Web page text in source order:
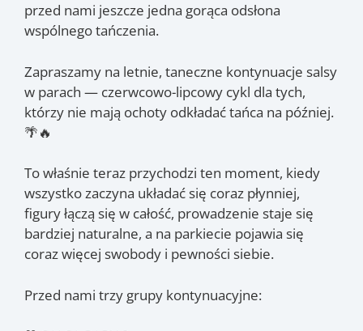
przed nami jeszcze jedna gorąca odsłona
wspólnego tańczenia.
Zapraszamy na letnie, taneczne kontynuacje salsy
w parach — czerwcowo-lipcowy cykl dla tych,
którzy nie mają ochoty odkładać tańca na później.
🌴🔥
To właśnie teraz przychodzi ten moment, kiedy
wszystko zaczyna układać się coraz płynniej,
figury łączą się w całość, prowadzenie staje się
bardziej naturalne, a na parkiecie pojawia się
coraz więcej swobody i pewności siebie.
Przed nami trzy grupy kontynuacyjne: